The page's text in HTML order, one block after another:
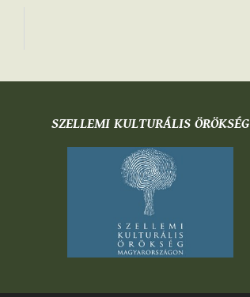
SZELLEMI KULTURÁLIS ÖRÖKSÉG